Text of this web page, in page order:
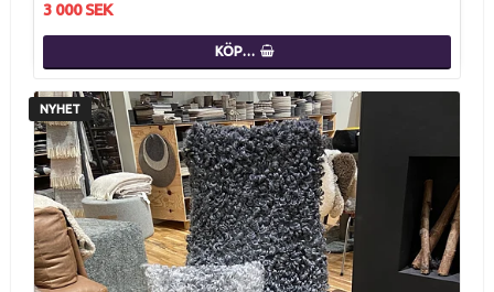
3 000 SEK
KÖP…
NYHET